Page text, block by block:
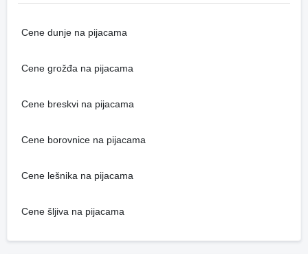
Cene dunje na pijacama
Cene grožđa na pijacama
Cene breskvi na pijacama
Cene borovnice na pijacama
Cene lešnika na pijacama
Cene šljiva na pijacama